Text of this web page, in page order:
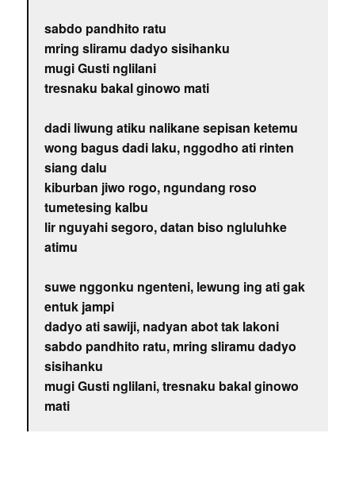
sabdo pandhito ratu
mring sliramu dadyo sisihanku
mugi Gusti nglilani
tresnaku bakal ginowo mati
dadi liwung atiku nalikane sepisan ketemu
wong bagus dadi laku, nggodho ati rinten
siang dalu
kiburban jiwo rogo, ngundang roso
tumetesing kalbu
lir nguyahi segoro, datan biso ngluluhke
atimu
suwe nggonku ngenteni, lewung ing ati gak
entuk jampi
dadyo ati sawiji, nadyan abot tak lakoni
sabdo pandhito ratu, mring sliramu dadyo
sisihanku
mugi Gusti nglilani, tresnaku bakal ginowo
mati